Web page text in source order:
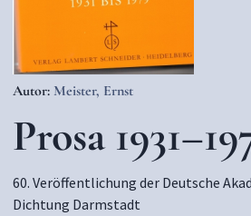
Autor: Meister, Ernst
Prosa
60. Veröffentlichung der Deutsche
Dichtung Darmstadt